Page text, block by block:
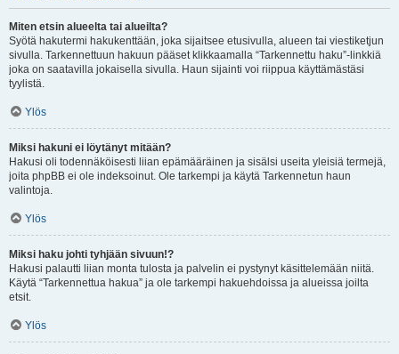
Miten etsin alueelta tai alueilta?
Syötä hakutermi hakukenttään, joka sijaitsee etusivulla, alueen tai viestiketjun
sivulla. Tarkennettuun hakuun pääset klikkaamalla “Tarkennettu haku”-linkkiä
joka on saatavilla jokaisella sivulla. Haun sijainti voi riippua käyttämästäsi
tyylistä.
Ylös
Miksi hakuni ei löytänyt mitään?
Hakusi oli todennäköisesti liian epämääräinen ja sisälsi useita yleisiä termejä,
joita phpBB ei ole indeksoinut. Ole tarkempi ja käytä Tarkennetun haun
valintoja.
Ylös
Miksi haku johti tyhjään sivuun!?
Hakusi palautti liian monta tulosta ja palvelin ei pystynyt käsittelemään niitä.
Käytä “Tarkennettua hakua” ja ole tarkempi hakuehdoissa ja alueissa joilta
etsit.
Ylös